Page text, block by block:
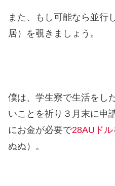
また、もし可能なら並行
居）を覗きましょう。
僕は、学生寮で生活をし
いことを祈り３月末に申
にお金が必要で28AUドル
ぬぬ）。